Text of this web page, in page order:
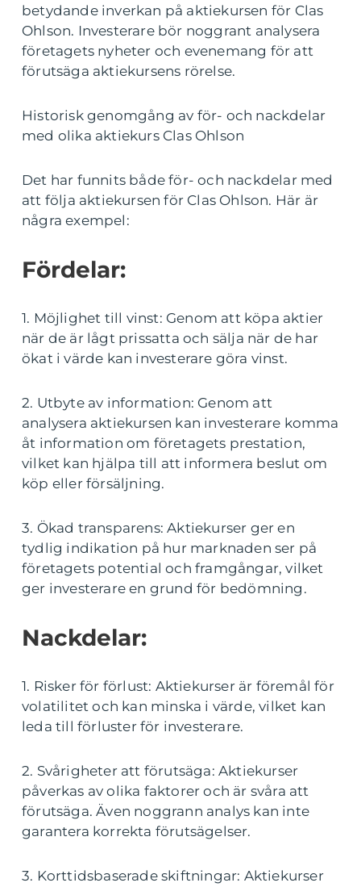
betydande inverkan på aktiekursen för Clas
Ohlson. Investerare bör noggrant analysera
företagets nyheter och evenemang för att
förutsäga aktiekursens rörelse.
Historisk genomgång av för- och nackdelar
med olika aktiekurs Clas Ohlson
Det har funnits både för- och nackdelar med
att följa aktiekursen för Clas Ohlson. Här är
några exempel:
Fördelar:
1. Möjlighet till vinst: Genom att köpa aktier
när de är lågt prissatta och sälja när de har
ökat i värde kan investerare göra vinst.
2. Utbyte av information: Genom att
analysera aktiekursen kan investerare komma
åt information om företagets prestation,
vilket kan hjälpa till att informera beslut om
köp eller försäljning.
3. Ökad transparens: Aktiekurser ger en
tydlig indikation på hur marknaden ser på
företagets potential och framgångar, vilket
ger investerare en grund för bedömning.
Nackdelar:
1. Risker för förlust: Aktiekurser är föremål för
volatilitet och kan minska i värde, vilket kan
leda till förluster för investerare.
2. Svårigheter att förutsäga: Aktiekurser
påverkas av olika faktorer och är svåra att
förutsäga. Även noggrann analys kan inte
garantera korrekta förutsägelser.
3. Korttidsbaserade skiftningar: Aktiekurser